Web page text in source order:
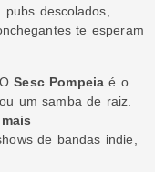
descolados,
te esperam
OSesc Pompeiaé o
um samba de raiz.
de bandas indie,